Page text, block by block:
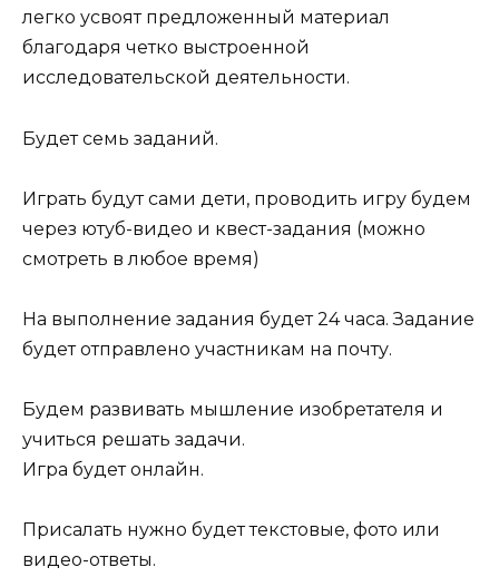
легко усвоят предложенный материал
благодаря четко выстроенной
исследовательской деятельности.
Будет семь заданий.
Играть будут сами дети, проводить игру будем
через ютуб-видео и квест-задания (можно
смотреть в любое время)
На выполнение задания будет 24 часа. Задание
будет отправлено участникам на почту.
Будем развивать мышление изобретателя и
учиться решать задачи.
Игра будет онлайн.
Присалать нужно будет текстовые, фото или
видео-ответы.